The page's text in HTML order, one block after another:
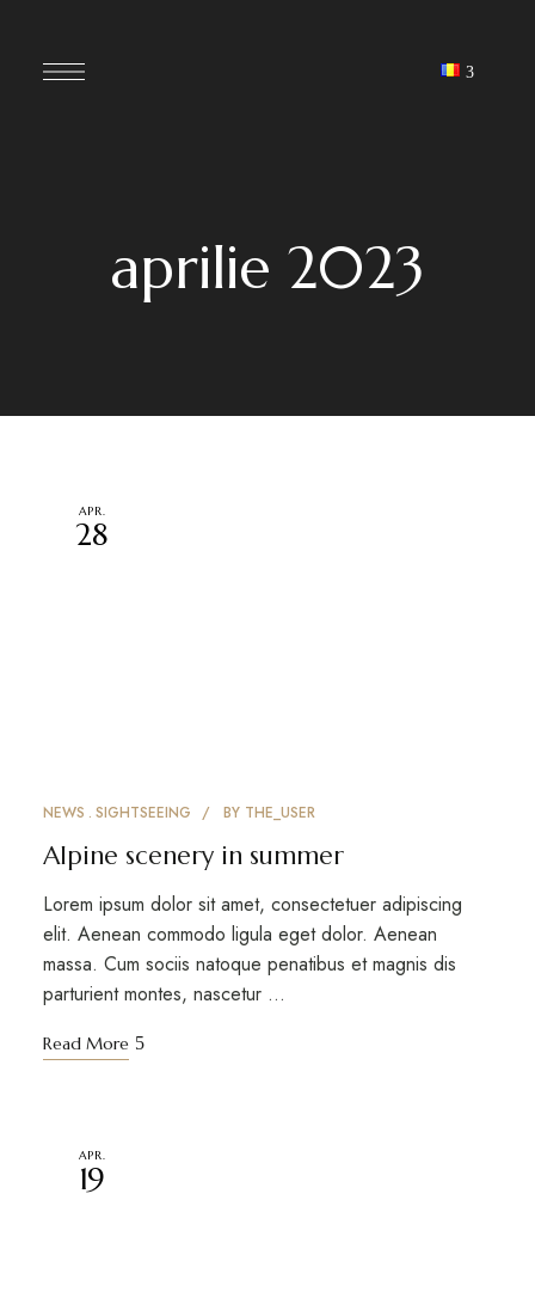
aprilie 2023
APR.
28
NEWS SIGHTSEEING BY THE_USER
Alpine scenery in summer
Lorem ipsum dolor sit amet, consectetuer adipiscing
elit. Aenean commodo ligula eget dolor. Aenean
massa. Cum sociis natoque penatibus et magnis dis
parturient montes, nascetur …
Read More
APR.
19